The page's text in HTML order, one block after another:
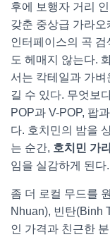
후에 보행자 거리
갖춘 중상급 가라오
인터페이스의 곡
도 헤매지 않는다.
서는 칵테일과 가
길 수 있다. 무엇보
POP과 V-POP, 팝
다. 호치민의 밤을
는 순간, 호치민 가
임을 실감하게 된다.
좀 더 로컬 무드를
Nhuan), 빈탄(Binh
인 가격과 친근한